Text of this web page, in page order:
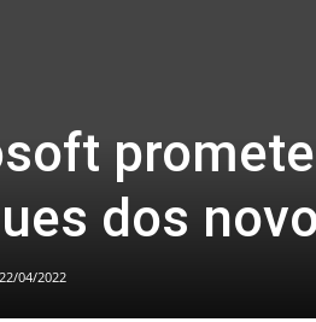
dos
22/04/2022